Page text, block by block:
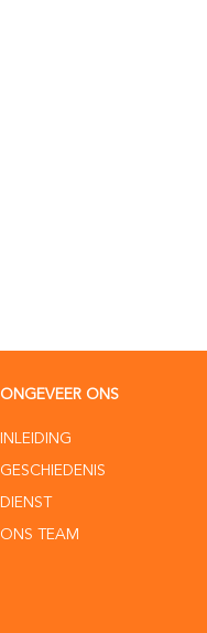
ONGEVEER ONS
INLEIDING
GESCHIEDENIS
DIENST
ONS TEAM